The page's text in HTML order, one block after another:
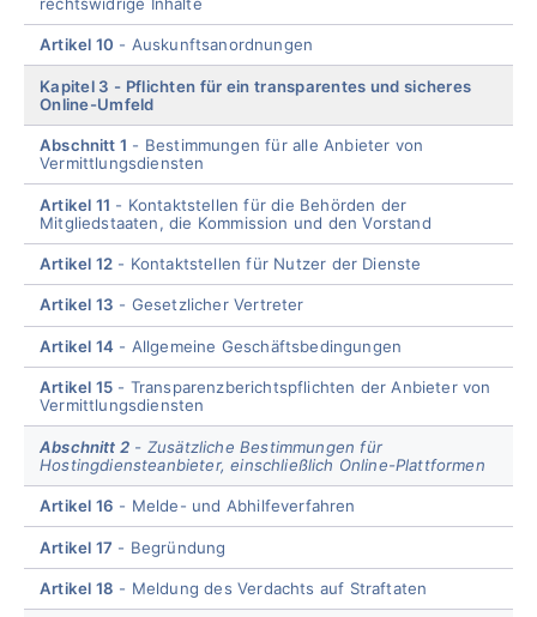
Artikel 10 Auskunftsanordnungen
Kapitel 3
Pflichten für ein transparentes und sicheres
Online-Umfeld
Abschnitt 1
Bestimmungen für alle Anbieter von
Vermittlungsdiensten
Artikel 11
Kontaktstellen für die Behörden der
Mitgliedstaaten, die Kommission und den Vorstand
Artikel 12 Kontaktstellen für Nutzer der Dienste
Artikel 13 Gesetzlicher Vertreter
Artikel 14 Allgemeine Geschäftsbedingungen
Artikel 15
Transparenzberichtspflichten der Anbieter von
Vermittlungsdiensten
Abschnitt 2
Zusätzliche Bestimmungen für
Hostingdiensteanbieter, einschließlich Online-Plattformen
Artikel 16 Melde- und Abhilfeverfahren
Artikel 17 Begründung
Artikel 18 Meldung des Verdachts auf Straftaten